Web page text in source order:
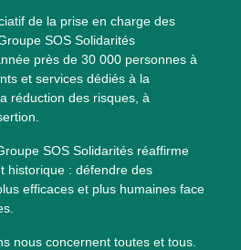
de la prise en charge des
SOS Solidarités
près de 30 000 personnes à
et services dédiés à la
réduction des risques, à
SOS Solidarités réaffirme
historique : défendre des
efficaces et plus humaines face
nous concernent toutes et tous.